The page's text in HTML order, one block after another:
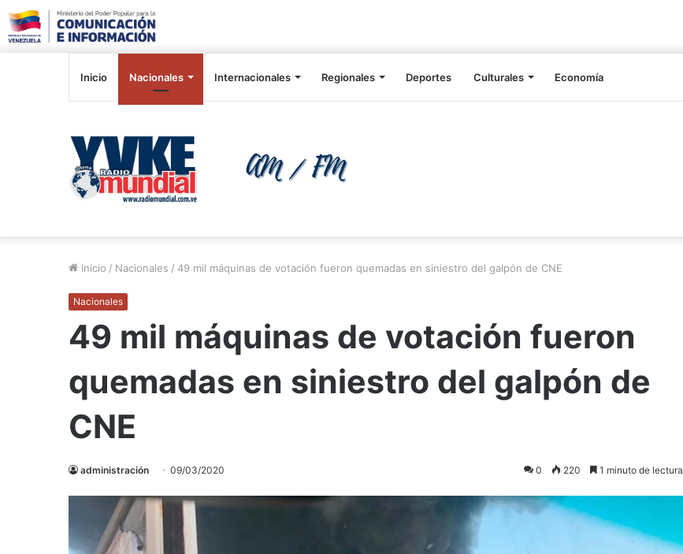
Inicio Nacionales Internacionales Regionales Deportes Culturales Economía
Inicio / Nacionales / 49 mil máquinas de votación fueron quemadas en siniestro del galpón de CNE
Nacionales
49 mil máquinas de votación fueron
quemadas en siniestro del galpón de
CNE
administración 09/03/2020 0 220 1 minuto de lectura